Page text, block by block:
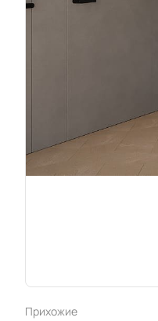
Прихожие